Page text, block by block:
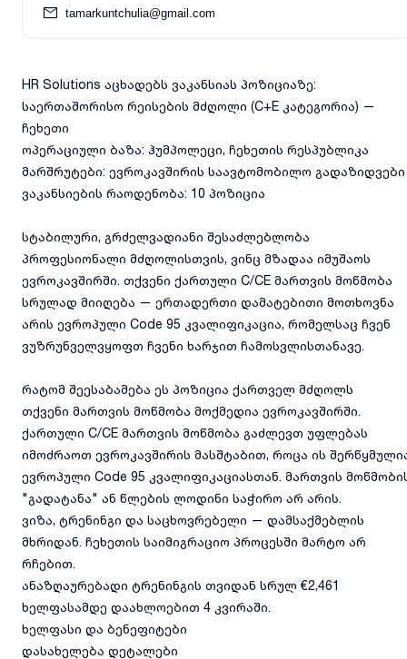
tamarkuntchulia@gmail.com
HR Solutions აცხადებს ვაკანსიას პოზიციაზე:
საერთაშორისო რეისების მძღოლი (C+E კატეგორია) —
ჩეხეთი
ოპერაციული ბაზა: ჰუმპოლეცი, ჩეხეთის რესპუბლიკა
მარშრუტები: ევროკავშირის საავტომობილო გადაზიდვები
ვაკანსიების რაოდენობა: 10 პოზიცია
სტაბილური, გრძელვადიანი შესაძლებლობა
პროფესიონალი მძღოლისთვის, ვინც მზადაა იმუშაოს
ევროკავშირში. თქვენი ქართული C/CE მართვის მოწმობა
სრულად მიიღება — ერთადერთი დამატებითი მოთხოვნა
არის ევროპული Code 95 კვალიფიკაცია, რომელსაც ჩვენ
ვუზრუნველვყოფთ ჩვენი ხარჯით ჩამოსვლისთანავე.
რატომ შეესაბამება ეს პოზიცია ქართველ მძღოლს
თქვენი მართვის მოწმობა მოქმედია ევროკავშირში.
ქართული C/CE მართვის მოწმობა გაძლევთ უფლებას
იმოძრაოთ ევროკავშირის მასშტაბით, როცა ის
ევროპული Code 95 კვალიფიკაციასთან. მართვის
"გადატანა" ან წლების ლოდინი საჭირო არ არის.
ვიზა, ტრენინგი და საცხოვრებელი — დამსაქმებლის
მხრიდან. ჩეხეთის საიმიგრაციო პროცესში მარტო არ
რჩებით.
ანაზღაურებადი ტრენინგის თვიდან სრულ €2,461
ხელფასამდე დაახლოებით 4 კვირაში.
ხელფასი და ბენეფიტები
დასახელება დეტალები